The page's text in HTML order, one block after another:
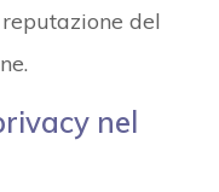
del
nel